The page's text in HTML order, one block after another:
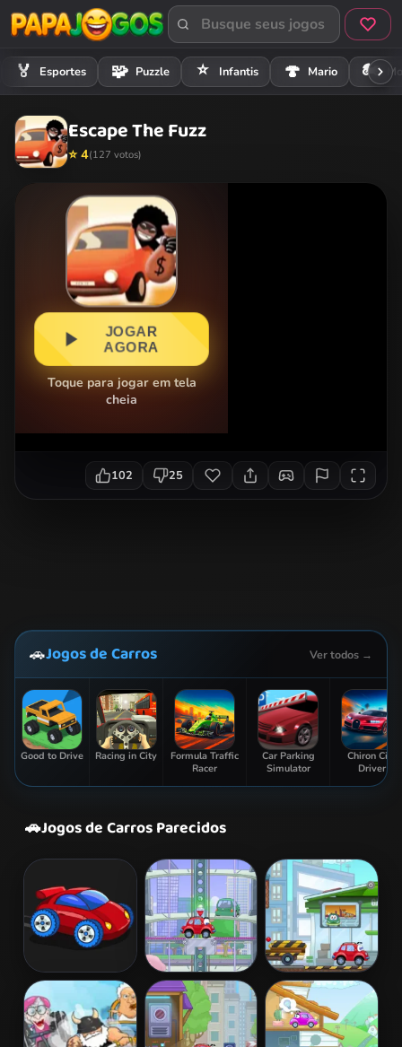
🏅 Esportes 🧩 Puzzle ⭐ Infantis 🍄 Mario 🏍️
Escape The Fuzz
⭐ 4(127 votos)
JOGAR
AGORA
Toque para jogar em tela
cheia
102 25
🚗Jogos de Carros Ver todos →
Good to Drive Racing in City
Formula Traffic
Racer
Car Parking
Simulator
Chiron City
Driver
🚗Jogos de Carros Parecidos
Desktop Racing
2
Wheely 2 Wheely 3